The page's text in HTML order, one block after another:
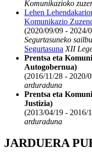
Komunikazioko
Lehen
Komunikazio
(2020/09/09 - 2024/
Segurtasuneko
Segurtasuna XII
Prentsa eta
Autogobernua)
(2016/11/28 - 2020/
arduraduna
Prentsa eta
Justizia)
(2013/04/19 - 2016/
arduraduna
JARDUERA